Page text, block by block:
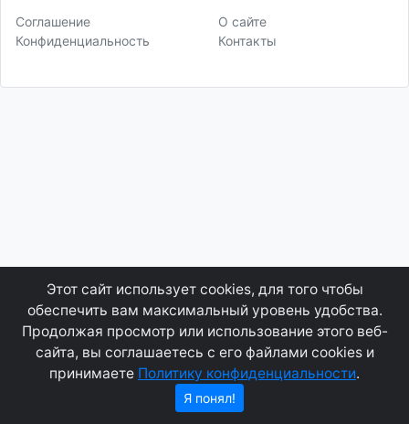
Соглашение
Конфиденциальность
О сайте
Контакты
Этот сайт использует cookies, для того чтобы
обеспечить вам максимальный уровень удобства.
Продолжая просмотр или использование этого веб-
сайта, вы соглашаетесь с его файлами cookies и
принимаете Политику конфиденциальности.
Я понял!